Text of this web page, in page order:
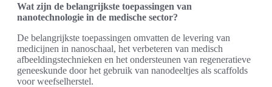
Wat zijn de belangrijkste toepassingen van
nanotechnologie in de medische sector?
De belangrijkste toepassingen omvatten de levering van
medicijnen in nanoschaal, het verbeteren van medisch
afbeeldingstechnieken en het ondersteunen van regeneratieve
geneeskunde door het gebruik van nanodeeltjes als scaffolds
voor weefselherstel.